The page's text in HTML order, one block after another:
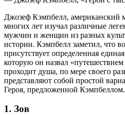
Джозеф Кэмпбелл, американский
многих лет изучал различные
мужчин и женщин из разных
истории. Кэмпбелл заметил, что
присутствует определенная
которую он назвал
проходит душа, по мере своего
представляют собой простой
Героя, предложенной Кэмпбеллом.
1. Зов